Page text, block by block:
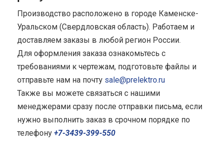
Производство расположено в городе Каменске-
Уральском (Свердловская область). Работаем и
доставляем заказы в любой регион России.
Для оформления заказа ознакомьтесь с
требованиями к чертежам, подготовьте файлы и
отправьте нам на почту sale@prelektro.ru
Также вы можете связаться с нашими
менеджерами сразу после отправки письма, если
нужно выполнить заказ в срочном порядке по
телефону +7-3439-399-550